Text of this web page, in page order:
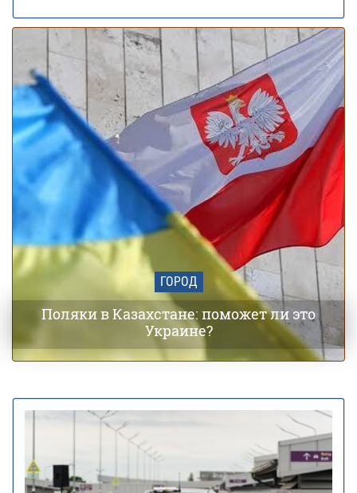
01 мая 18:24
области и даты похолодания
ГОРОД
Поляки в Казахстане: поможет ли это
Украине?